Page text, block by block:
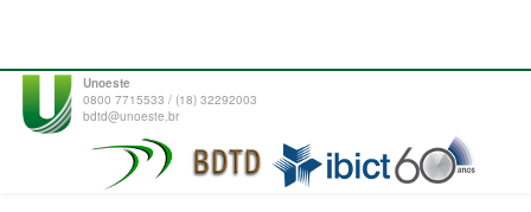
Unoeste
0800 7715533 / (18) 32292003
bdtd@unoeste.br